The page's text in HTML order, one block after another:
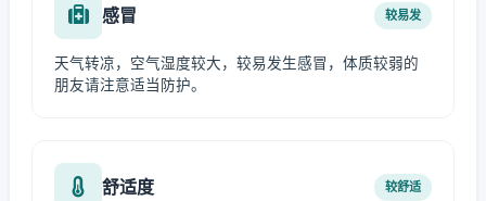
感冒 较易发
天气转凉，空气湿度较大，较易发生感冒，体质较弱的
朋友请注意适当防护。
舒适度 较舒适